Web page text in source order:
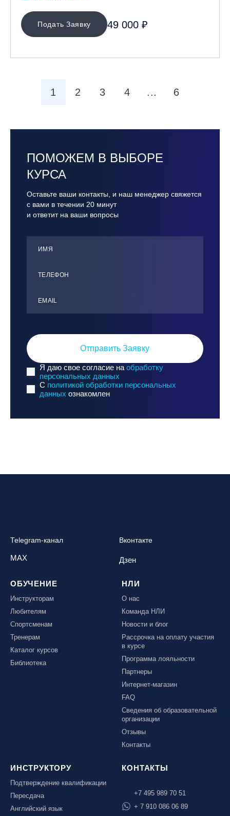
Подать Заявку 49 000 ₽
1 2 3 4 ... 6
ПОМОЖЕМ В ВЫБОРЕ
КУРСА
Оставьте ваши контакты, и наш менеджер свяжется
с вами в течении 20 минут
и ответит на ваши вопросы
ИМЯ
ТЕЛЕФОН
ЕMАIL
Отправить Заявку
Я даю свое согласие на обработку
персональных данных
C политикой обработки персональных
данных ознакомлен
Telegram-канал Вконтакте
MAX Дзен
ОБУЧЕНИЕ
Инструкторам
Любителям
Спортсменам
Тренерам
Каталог курсов
Библиотека
НЛИ
О нас
Команда НЛИ
Новости и блог
Рассрочка на оплату участия
в курсе
Программа лояльности
Партнеры
Интернет-магазин
FAQ
Сведения об образовательной
организации
Отзывы
Контакты
ИНСТРУКТОРУ
Подтверждение квалификации
Пересдача
Английский язык
КОНТАКТЫ
+7 495 989 70 51
+ 7 910 086 06 89